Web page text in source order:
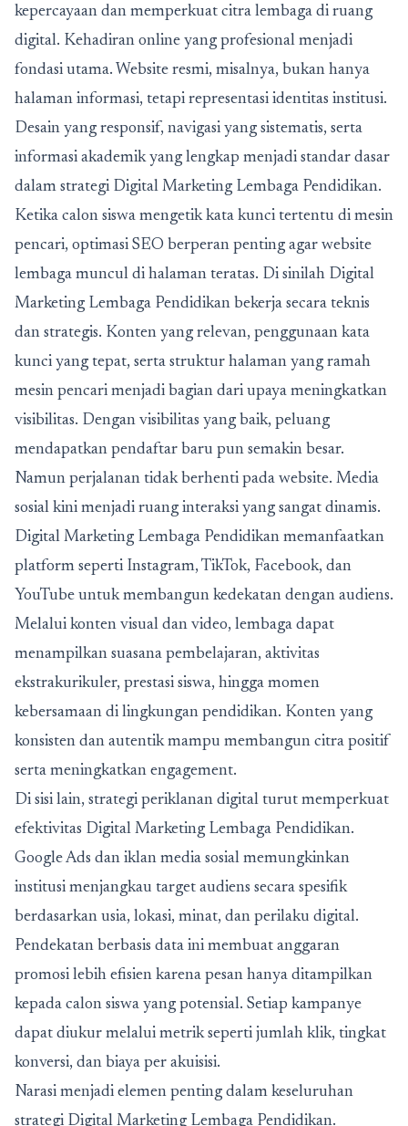
kepercayaan dan memperkuat citra lembaga di ruang
digital. Kehadiran online yang profesional menjadi
fondasi utama. Website resmi, misalnya, bukan hanya
halaman informasi, tetapi representasi identitas institusi.
Desain yang responsif, navigasi yang sistematis, serta
informasi akademik yang lengkap menjadi standar dasar
dalam strategi Digital Marketing Lembaga Pendidikan.
Ketika calon siswa mengetik kata kunci tertentu di mesin
pencari, optimasi SEO berperan penting agar website
lembaga muncul di halaman teratas. Di sinilah Digital
Marketing Lembaga Pendidikan bekerja secara teknis
dan strategis. Konten yang relevan, penggunaan kata
kunci yang tepat, serta struktur halaman yang ramah
mesin pencari menjadi bagian dari upaya meningkatkan
visibilitas. Dengan visibilitas yang baik, peluang
mendapatkan pendaftar baru pun semakin besar.
Namun perjalanan tidak berhenti pada website. Media
sosial kini menjadi ruang interaksi yang sangat dinamis.
Digital Marketing Lembaga Pendidikan memanfaatkan
platform seperti Instagram, TikTok, Facebook, dan
YouTube untuk membangun kedekatan dengan audiens.
Melalui konten visual dan video, lembaga dapat
menampilkan suasana pembelajaran, aktivitas
ekstrakurikuler, prestasi siswa, hingga momen
kebersamaan di lingkungan pendidikan. Konten yang
konsisten dan autentik mampu membangun citra positif
serta meningkatkan engagement.
Di sisi lain, strategi periklanan digital turut memperkuat
efektivitas Digital Marketing Lembaga Pendidikan.
Google Ads dan iklan media sosial memungkinkan
institusi menjangkau target audiens secara spesifik
berdasarkan usia, lokasi, minat, dan perilaku digital.
Pendekatan berbasis data ini membuat anggaran
promosi lebih efisien karena pesan hanya ditampilkan
kepada calon siswa yang potensial. Setiap kampanye
dapat diukur melalui metrik seperti jumlah klik, tingkat
konversi, dan biaya per akuisisi.
Narasi menjadi elemen penting dalam keseluruhan
strategi Digital Marketing Lembaga Pendidikan.